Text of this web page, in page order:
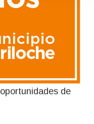
la
local
en empleo,
de